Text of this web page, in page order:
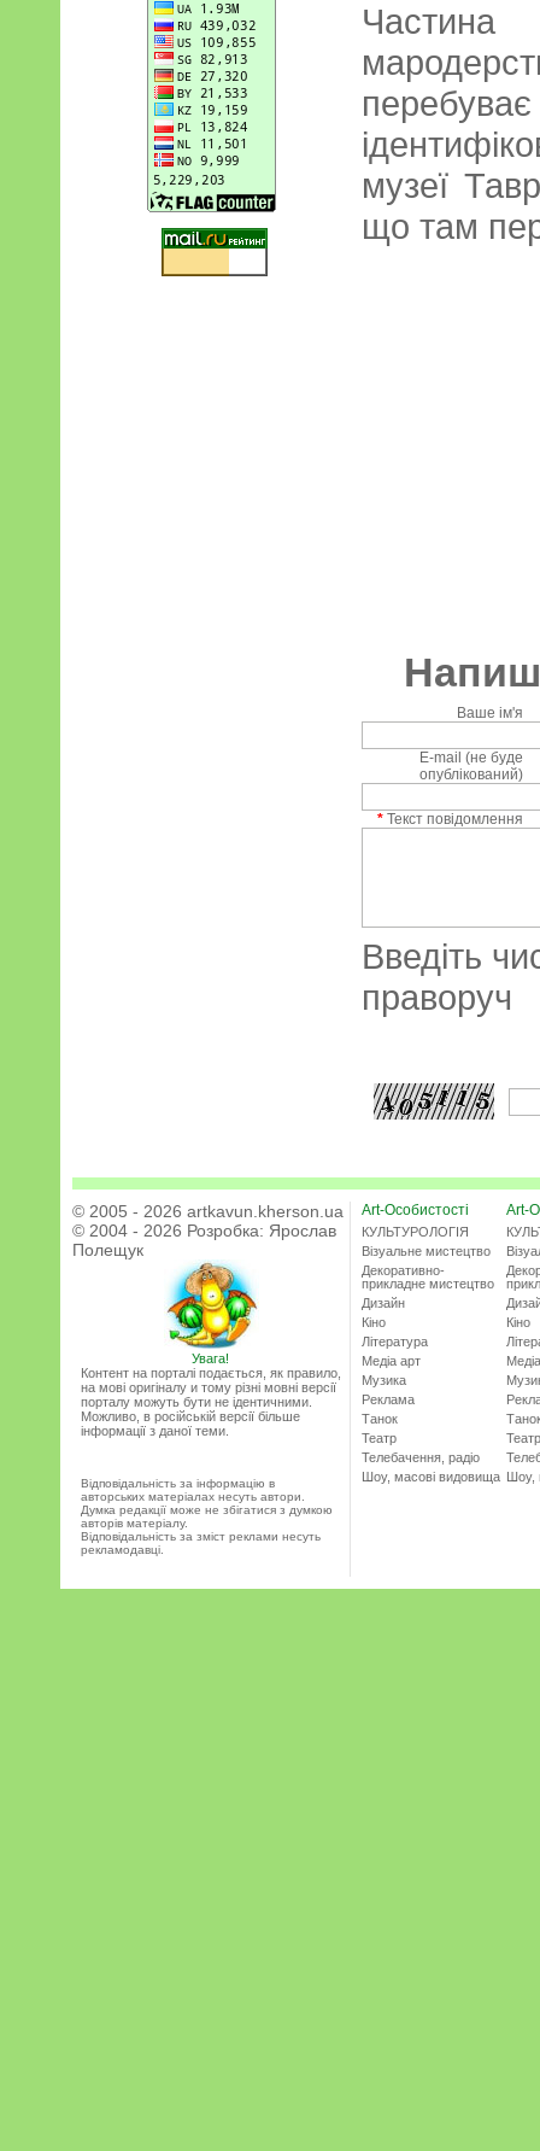
музеї
що там
Ваше ім'я
E-mail (не буде
опублікований)
* Текст повідомлення
Введіть
праворуч
© 2005 - 2026 artkavun.kherson.ua
© 2004 - 2026 Розробка: Ярослав
Полещук
Увага!
Контент на порталі подається, як правило,
на мові оригіналу и тому різні мовні версії
порталу можуть бути не ідентичними.
Можливо, в російській версії більше
інформації з даної теми.
Відповідальність за інформацію в
авторських матеріалах несуть автори.
Думка редакції може не збігатися з думкою
авторів матеріалу.
Відповідальність за зміст реклами несуть
рекламодавці.
Art-Особистості
КУЛЬТУРОЛОГІЯ
Візуальне мистецтво
Декоративно-
прикладне мистецтво
Дизайн
Кіно
Література
Медіа арт
Музика
Реклама
Танок
Театр
Телебачення, радіо
Шоу, масові видовища
Art-
Кіно
Театр
Шоу,